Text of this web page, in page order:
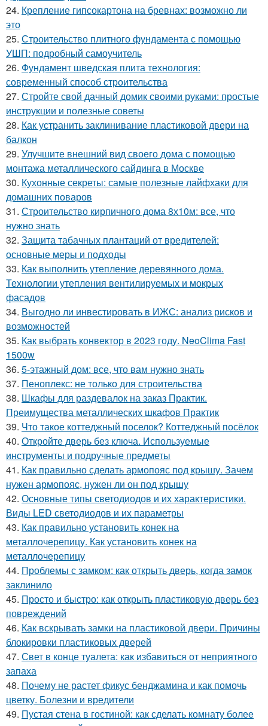
24. Крепление гипсокартона на бревнах: возможно ли
это
25. Строительство плитного фундамента с помощью
УШП: подробный самоучитель
26. Фундамент шведская плита технология:
современный способ строительства
27. Стройте свой дачный домик своими руками: простые
инструкции и полезные советы
28. Как устранить заклинивание пластиковой двери на
балкон
29. Улучшите внешний вид своего дома с помощью
монтажа металлического сайдинга в Москве
30. Кухонные секреты: самые полезные лайфхаки для
домашних поваров
31. Строительство кирпичного дома 8х10м: все, что
нужно знать
32. Защита табачных плантаций от вредителей:
основные меры и подходы
33. Как выполнить утепление деревянного дома.
Технологии утепления вентилируемых и мокрых
фасадов
34. Выгодно ли инвестировать в ИЖС: анализ рисков и
возможностей
35. Как выбрать конвектор в 2023 году. NeoClima Fast
1500w
36. 5-этажный дом: все, что вам нужно знать
37. Пеноплекс: не только для строительства
38. Шкафы для раздевалок на заказ Практик.
Преимущества металлических шкафов Практик
39. Что такое коттеджный поселок? Коттеджный посёлок
40. Откройте дверь без ключа. Используемые
инструменты и подручные предметы
41. Как правильно сделать армопояс под крышу. Зачем
нужен армопояс, нужен ли он под крышу
42. Основные типы светодиодов и их характеристики.
Виды LED светодиодов и их параметры
43. Как правильно установить конек на
металлочерепицу. Как установить конек на
металлочерепицу
44. Проблемы с замком: как открыть дверь, когда замок
заклинило
45. Просто и быстро: как открыть пластиковую дверь без
повреждений
46. Как вскрывать замки на пластиковой двери. Причины
блокировки пластиковых дверей
47. Свет в конце туалета: как избавиться от неприятного
запаха
48. Почему не растет фикус бенджамина и как помочь
цветку. Болезни и вредители
49. Пустая стена в гостиной: как сделать комнату более